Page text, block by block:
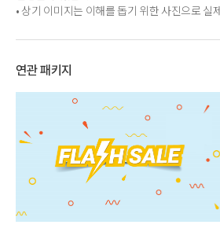
• 상기 이미지는 이해를 돕기 위한 사진으로 실
연관 패키지